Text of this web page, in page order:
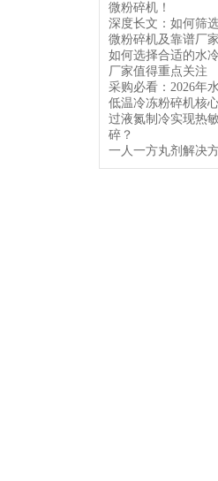
微粉碎机！
深度长文：如何筛
微粉碎机及靠谱厂
如何选择合适的水
厂家值得重点关注
采购必看：2026年
低温冷冻粉碎机核
过液氮制冷实现热
碎？
一人一方丸剂解决